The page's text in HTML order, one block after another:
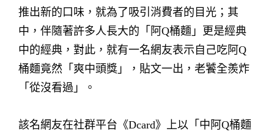
推出新的口味，就為了吸引消費者的目光；其
中，伴隨著許多人長大的「阿Q桶麵」更是經典
中的經典，對此，就有一名網友表示自己吃阿Q
桶麵竟然「爽中頭獎」，貼文一出，老饕全羨炸
「從沒看過」。
該名網友在社群平台《Dcard》上以「中阿Q桶麵